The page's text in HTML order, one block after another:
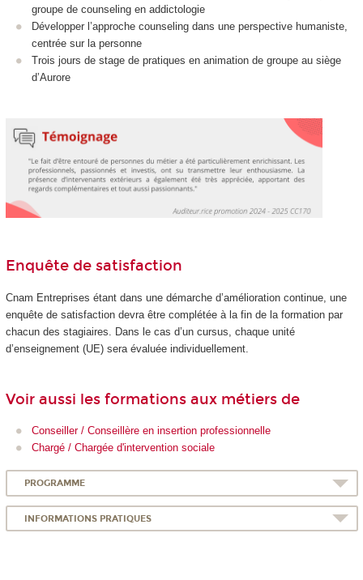
groupe de counseling en addictologie
Développer l’approche counseling dans une perspective humaniste,
centrée sur la personne
Trois jours de stage de pratiques en animation de groupe au siège
d’Aurore
Enquête de satisfaction
Cnam Entreprises étant dans une démarche d’amélioration continue, une
enquête de satisfaction devra être complétée à la fin de la formation par
chacun des stagiaires. Dans le cas d’un cursus, chaque unité
d’enseignement (UE) sera évaluée individuellement.
Voir aussi les formations aux métiers de
Conseiller / Conseillère en insertion professionnelle
Chargé / Chargée d'intervention sociale
PROGRAMME
INFORMATIONS PRATIQUES